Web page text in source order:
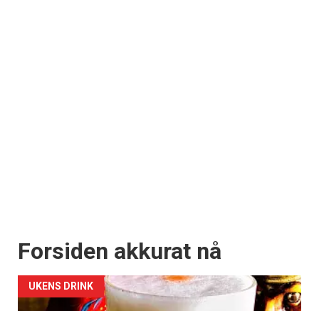
Forsiden akkurat nå
UKENS DRINK